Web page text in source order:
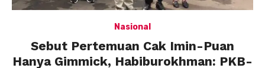
Nasional
Sebut Pertemuan Cak Imin-Puan
Hanya Gimmick, Habiburokhman: PKB-